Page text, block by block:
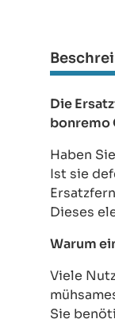
Die
bonremo
Haben
Ist sie
Dieses
Warum
Viele
Sie